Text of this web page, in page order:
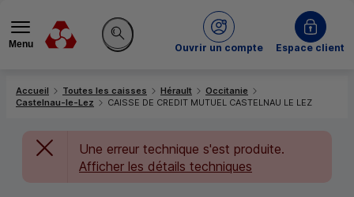
Menu
Rechercher sur le site
Ouvrir un compte
du Crédit MutuelEspace client
Accueil Toutes les caisses Hérault
Occitanie
Castelnau-le-Lez
CAISSE DE CREDIT MUTUEL CASTELNAU LE LEZ
Une erreur technique s'est produite.
Afficher les détails techniques